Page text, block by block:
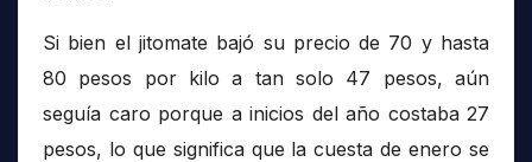
Si bien el jitomate bajó su precio de 70 y hasta
80 pesos por kilo a tan solo 47 pesos, aún
seguía caro porque a inicios del año costaba 27
pesos, lo que significa que la cuesta de enero se